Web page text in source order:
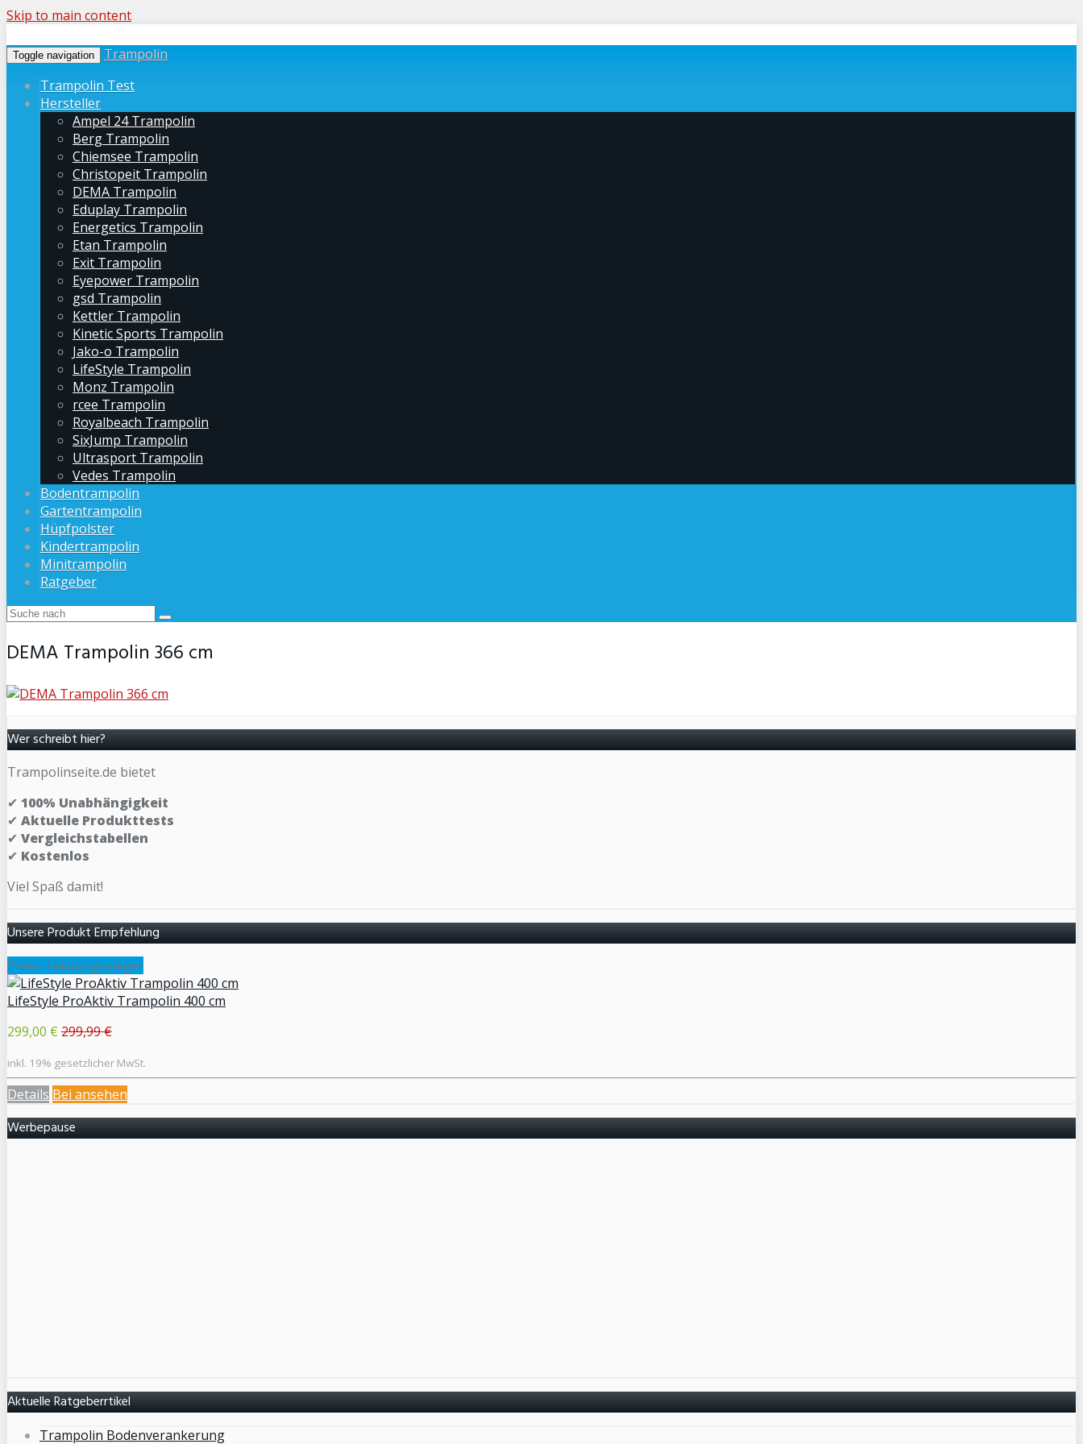
Skip to main content
Toggle navigation
Trampolin
Trampolin Test
Hersteller
Ampel 24 Trampolin
Berg Trampolin
Chiemsee Trampolin
Christopeit Trampolin
DEMA Trampolin
Eduplay Trampolin
Energetics Trampolin
Etan Trampolin
Exit Trampolin
Eyepower Trampolin
gsd Trampolin
Kettler Trampolin
Kinetic Sports Trampolin
Jako-o Trampolin
LifeStyle Trampolin
Monz Trampolin
rcee Trampolin
Royalbeach Trampolin
SixJump Trampolin
Ultrasport Trampolin
Vedes Trampolin
Bodentrampolin
Gartentrampolin
Hüpfpolster
Kindertrampolin
Minitrampolin
Ratgeber
DEMA Trampolin 366 cm
Wer schreibt hier?
Trampolinseite.de bietet
✔ 100% Unabhängigkeit
✔ Aktuelle Produkttests
✔ Vergleichstabellen
✔ Kostenlos
Viel Spaß damit!
Unsere Produkt Empfehlung
Preis- Leistungssieger
LifeStyle ProAktiv Trampolin 400 cm
299,00 € 299,99 €
inkl. 19% gesetzlicher MwSt.
Details Bei ansehen
Werbepause
Aktuelle Ratgeberrtikel
Trampolin Bodenverankerung